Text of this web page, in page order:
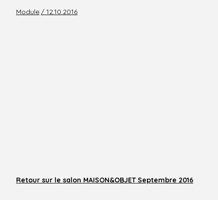
Module / 12.10.2016
Retour sur le salon MAISON&OBJET Septembre 2016